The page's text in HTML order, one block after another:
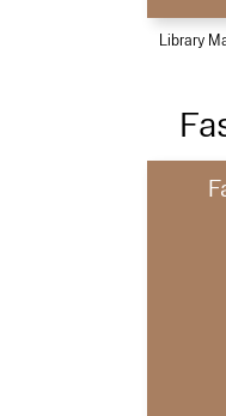
Library